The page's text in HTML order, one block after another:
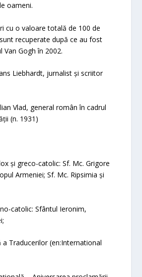
oameni.
cu o valoare totală de 100 de
recuperate după ce au fost
Van Gogh în 2002.
Liebhardt, jurnalist și scriitor
Vlad, general român în cadrul
(n. 1931)
și greco-catolic: Sf. Mc. Grigore
Armeniei; Sf. Mc. Ripsimia și
catolic: Sfântul Ieronim,
Traducerilor (en:International